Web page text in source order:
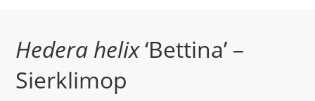
Hedera helix‘Bettina’ –
Sierklimop